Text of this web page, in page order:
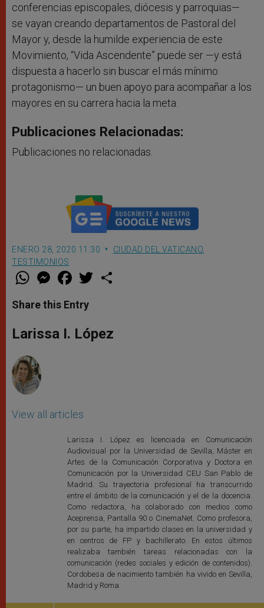
conferencias episcopales, diócesis y parroquias—
se vayan creando departamentos de Pastoral del
Mayor y, desde la humilde experiencia de este
Movimiento, “Vida Ascendente” puede ser —y está
dispuesta a hacerlo sin buscar el más mínimo
protagonismo— un buen apoyo para acompañar a los
mayores en su carrera hacia la meta.
Publicaciones Relacionadas:
Publicaciones no relacionadas.
ENERO 28, 2020 11:30 CIUDAD DEL VATICANO
TESTIMONIOS
W
t
s
p
p
M
e
s
e
g
e
F
a
e
b
o
k
w
r
Share this Entry
Larissa I. López
View all articles
Larissa I. López es licenciada en Comunicación
Audiovisual por la Universidad de Sevilla, Máster en
Artes de la Comunicación Corporativa y Doctora en
Comunicación por la Universidad CEU San Pablo de
Madrid. Su trayectoria profesional ha transcurrido
entre el ámbito de la comunicación y el de la docencia.
Como redactora, ha colaborado con medios como
Aceprensa, Pantalla 90 o CinemaNet. Como profesora,
por su parte, ha impartido clases en la universidad y
en centros de FP y bachillerato. En estos últimos
realizaba también tareas relacionadas con la
comunicación (redes sociales y edición de contenidos).
Cordobesa de nacimiento también ha vivido en Sevilla,
Madrid y Roma.